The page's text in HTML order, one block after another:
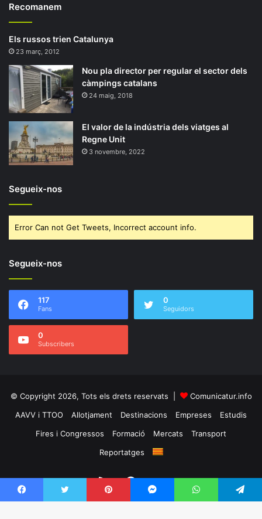
Recomanem
Els russos trien Catalunya
23 març, 2012
Nou pla director per regular el sector dels
càmpings catalans
24 maig, 2018
El valor de la indústria dels viatges al
Regne Unit
3 novembre, 2022
Segueix-nos
Error Can not Get Tweets, Incorrect account info.
Segueix-nos
117
Fans
0
Seguidors
0
Subscribers
© Copyright 2026, Tots els drets reservats |
Comunicatur.info
AAVV i TTOO
Allotjament Destinacions Empreses
Estudis
Fires i Congressos
Formació Mercats
Transport
Reportatges
RSS Facebook
Twitter
Facebook Twitter Pinterest Messenger WhatsApp Telegram